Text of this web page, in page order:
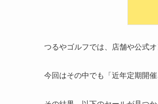
つるやゴルフでは、店舗や公式
今回はその中でも「近年定期開